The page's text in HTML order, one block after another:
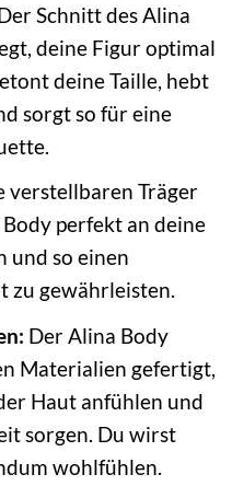
Schnitt des Alina
deine Figur optimal
deine Taille, hebt
sorgt so für eine
verstellbaren Träger
perfekt an deine
und so einen
zu gewährleisten.
Der Alina Body
Materialien gefertigt,
Haut anfühlen und
sorgen. Du wirst
wohlfühlen.